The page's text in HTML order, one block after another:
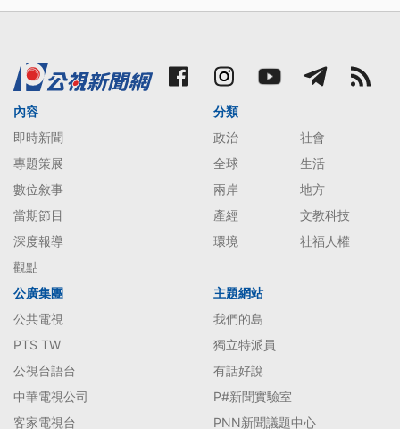
內容
即時新聞
專題策展
數位敘事
當期節目
深度報導
觀點
分類
政治
社會
全球
生活
兩岸
地方
產經
文教科技
環境
社福人權
公廣集團
公共電視
PTS TW
公視台語台
中華電視公司
客家電視台
主題網站
我們的島
獨立特派員
有話好說
P#新聞實驗室
PNN新聞議題中心